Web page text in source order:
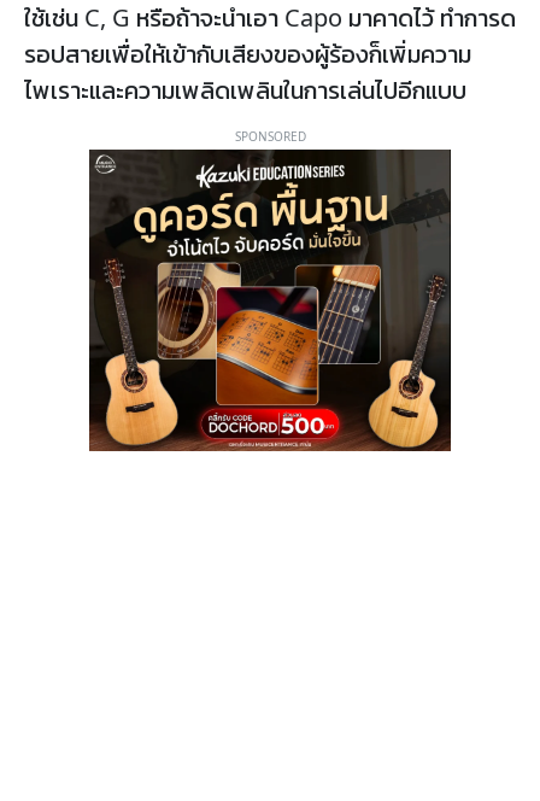
ใช้เช่น C, G หรือถ้าจะนำเอา Capo มาคาดไว้ ทำการด
รอปสายเพื่อให้เข้ากับเสียงของผู้ร้องก็เพิ่มความ
ไพเราะและความเพลิดเพลินในการเล่นไปอีกแบบ
SPONSORED